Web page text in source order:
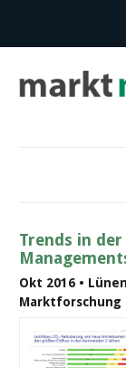
Trends in
Okt 2016 •
Marktforschung